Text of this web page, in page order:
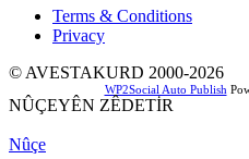
Terms & Conditions
Privacy
© AVESTAKURD 2000-2026
WP2Social Auto Publish
NÛÇEYÊN ZÊDETİR
Nûçe